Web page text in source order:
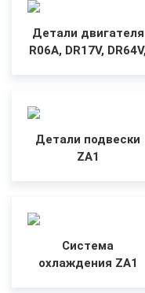
Детали двигателя
R06A, DR17V, DR64V,
Детали подвески
ZA1
Система
охлаждения ZA1